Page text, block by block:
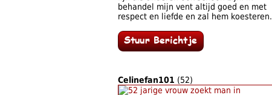
behandel mijn vent altijd goed en met
respect en liefde en zal hem koesteren.
Celinefan101 (52)